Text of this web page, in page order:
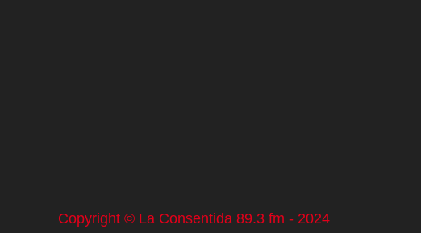
Copyright © La Consentida 89.3 fm - 2024